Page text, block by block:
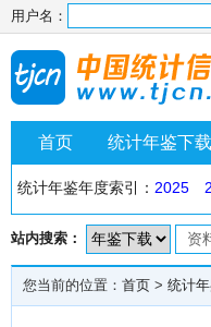
用户名：
首页 统计年鉴下载
统计年鉴年度索引： 2025
站内搜索：
您当前的位置： 首页 > 统计